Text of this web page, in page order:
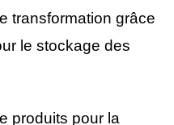
transformation grâce
le stockage des
produits pour la